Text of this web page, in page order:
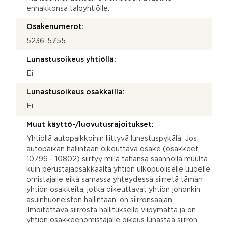
ennakkonsa taloyhtiölle.
Osakenumerot:
5236-5755
Lunastusoikeus yhtiöllä:
Ei
Lunastusoikeus osakkailla:
Ei
Muut käyttö-/luovutusrajoitukset:
Yhtiöllä autopaikkoihin liittyvä lunastuspykälä. Jos
autopaikan hallintaan oikeuttava osake (osakkeet
10796 - 10802) siirtyy millä tahansa saannolla muulta
kuin perustajaosakkaalta yhtiön ulkopuoliselle uudelle
omistajalle eikä samassa yhteydessä siirretä tämän
yhtiön osakkeita, jotka oikeuttavat yhtiön johonkin
asuinhuoneiston hallintaan, on siirronsaajan
ilmoitettava siirrosta hallitukselle viipymättä ja on
yhtiön osakkeenomistajalle oikeus lunastaa siirron